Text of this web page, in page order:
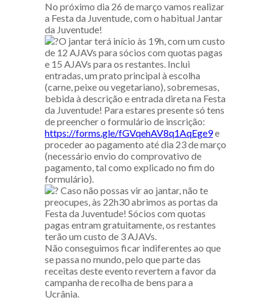
No próximo dia 26 de março vamos realizar
a Festa da Juventude, com o habitual Jantar
da Juventude!
O jantar terá início às 19h, com um custo
de 12 AJAVs para sócios com quotas pagas
e 15 AJAVs para os restantes. Inclui
entradas, um prato principal à escolha
(carne, peixe ou vegetariano), sobremesas,
bebida à descrição e entrada direta na Festa
da Juventude! Para estares presente só tens
de preencher o formulário de inscrição:
https://forms.gle/fGVqehAV8q1AqEge9e
proceder ao pagamento até dia 23 de março
(necessário envio do comprovativo de
pagamento, tal como explicado no fim do
formulário).
Caso não possas vir ao jantar, não te
preocupes, às 22h30 abrimos as portas da
Festa da Juventude! Sócios com quotas
pagas entram gratuitamente, os restantes
terão um custo de 3 AJAVs.
Não conseguimos ficar indiferentes ao que
se passa no mundo, pelo que parte das
receitas deste evento revertem a favor da
campanha de recolha de bens para a
Ucrânia.